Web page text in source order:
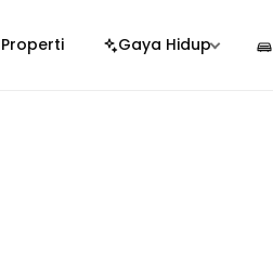
Properti Gaya Hidup